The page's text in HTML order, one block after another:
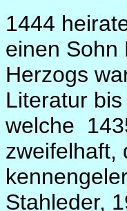
1444
einen Sohn
Herzogs
Literatur
welche
zweifelhaft,
Stahleder,